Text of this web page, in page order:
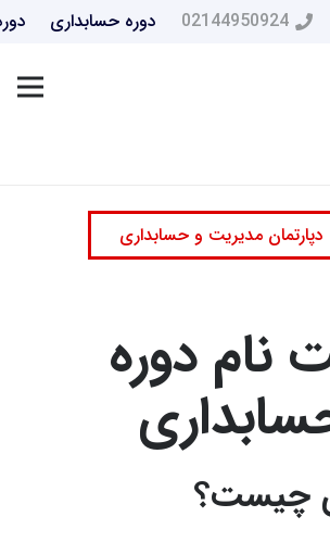
02144950924 دوره حسابداری
دپارتمان مدیریت و حسابداری
نام دوره
چیست؟